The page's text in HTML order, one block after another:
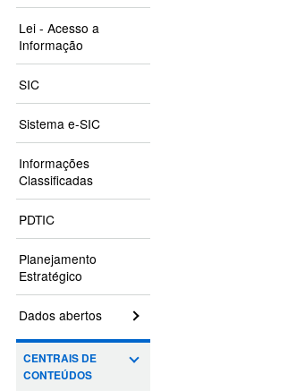
Lei - Acesso a
Informação
SIC
Sistema e-SIC
Informações
Classificadas
PDTIC
Planejamento
Estratégico
Dados abertos
CENTRAIS DE
CONTEÚDOS